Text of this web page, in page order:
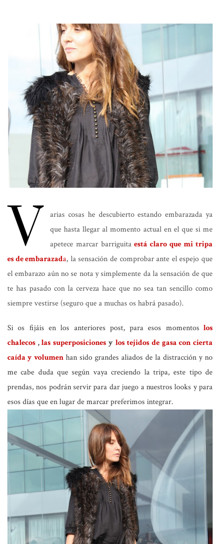
V
arias cosas he descubierto estando embarazada ya
que hasta llegar al momento actual en el que si me
apetece marcar barriguita está claro que mi tripa
es de embarazada, la sensación de comprobar ante el espejo que
el embarazo aún no se nota y simplemente da la sensación de que
te has pasado con la cerveza hace que no sea tan sencillo como
siempre vestirse (seguro que a muchas os habrá pasado).
Si os fijáis en los anteriores post, para esos momentos los
chalecos ,las superposiciones y los tejidos de gasa con cierta
caída y volumen han sido grandes aliados de la distracción y no
me cabe duda que según vaya creciendo la tripa, este tipo de
prendas, nos podrán servir para dar juego a nuestros looks y para
esos días que en lugar de marcar preferimos integrar.